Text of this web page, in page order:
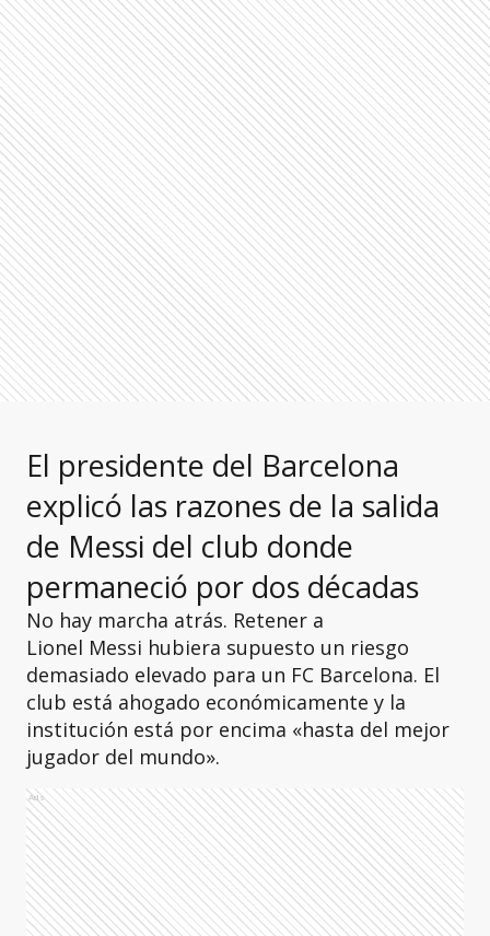
El presidente del Barcelona
explicó las razones de la salida
de Messi del club donde
permaneció por dos décadas
No hay marcha atrás. Retener a
Lionel Messi hubiera supuesto un riesgo
demasiado elevado para un FC Barcelona. El
club está ahogado económicamente y la
institución está por encima «hasta del mejor
jugador del mundo».
Ads